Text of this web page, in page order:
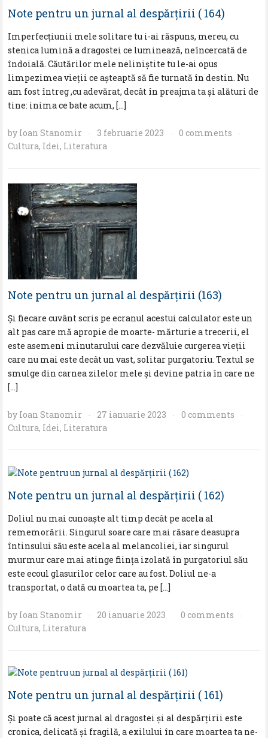
Note pentru un jurnal al despărţirii ( 164)
Imperfecţiunii mele solitare tu i-ai răspuns, mereu, cu
stenica lumină a dragostei ce luminează, neîncercată de
îndoială. Căutărilor mele neliniştite tu le-ai opus
limpezimea vieţii ce aşteaptă să fie turnată în destin. Nu
am fost întreg ,cu adevărat, decât în preajma ta şi alături de
tine: inima ce bate acum, […]
by Ioan Stanomir · 3 februarie 2023 · 0 comments ·
Cultura, Idei, Literatura
Note pentru un jurnal al despărţirii (163)
Şi fiecare cuvânt scris pe ecranul acestui calculator este un
alt pas care mă apropie de moarte- mărturie a trecerii, el
este asemeni minutarului care dezvăluie curgerea vieţii
care nu mai este decât un vast, solitar purgatoriu. Textul se
smulge din carnea zilelor mele şi devine patria în care ne
[…]
by Ioan Stanomir · 27 ianuarie 2023 · 0 comments ·
Cultura, Idei, Literatura
Note pentru un jurnal al despărţirii ( 162)
Doliul nu mai cunoaşte alt timp decât pe acela al
rememorării. Singurul soare care mai răsare deasupra
întinsului său este acela al melancoliei, iar singurul
murmur care mai atinge fiinţa izolată în purgatoriul său
este ecoul glasurilor celor care au fost. Doliul ne-a
transportat, o dată cu moartea ta, pe […]
by Ioan Stanomir · 20 ianuarie 2023 · 0 comments ·
Cultura, Literatura
Note pentru un jurnal al despărţirii ( 161)
Şi poate că acest jurnal al dragostei şi al despărţirii este
cronica, delicată şi fragilă, a exilului în care moartea ta ne-